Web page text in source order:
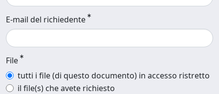
E-mail del richiedente
File
tutti i file (di questo documento) in accesso ristretto
il file(s) che avete richiesto